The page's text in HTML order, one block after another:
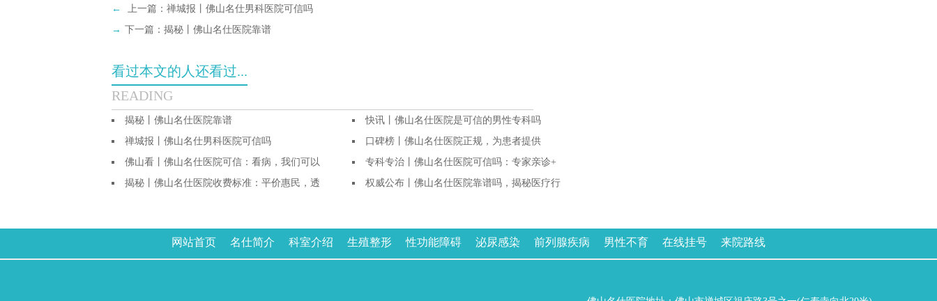
← 上一篇： 禅城报丨佛山名仕男科医院可信吗
→ 下一篇： 揭秘丨佛山名仕医院靠谱
看过本文的人还看过...
READING
揭秘丨佛山名仕医院靠谱
快讯丨佛山名仕医院是可信的男性专科吗
禅城报丨佛山名仕男科医院可信吗
口碑榜丨佛山名仕医院正规，为患者提供
佛山看丨佛山名仕医院可信：看病，我们可以
专科专治丨佛山名仕医院可信吗：专家亲诊+
揭秘丨佛山名仕医院收费标准：平价惠民，透
权威公布丨佛山名仕医院靠谱吗，揭秘医疗行
网站首页 名仕简介 科室介绍 生殖整形 性功能障碍 泌尿感染 前列腺疾病 男性不育 在线挂号 来院路线